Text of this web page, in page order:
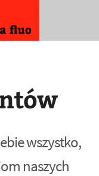
wszystko,
naszych